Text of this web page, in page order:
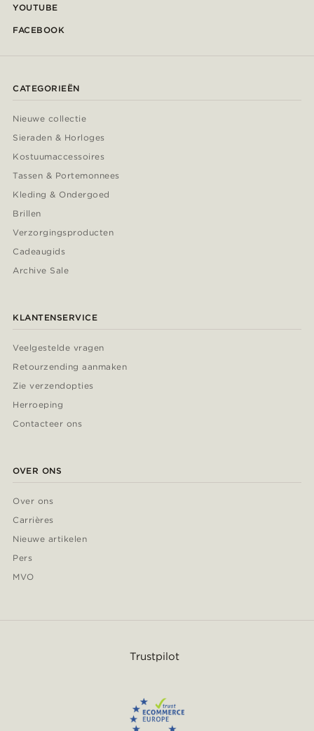
YOUTUBE
FACEBOOK
CATEGORIEËN
Nieuwe collectie
Sieraden & Horloges
Kostuumaccessoires
Tassen & Portemonnees
Kleding & Ondergoed
Brillen
Verzorgingsproducten
Cadeaugids
Archive Sale
KLANTENSERVICE
Veelgestelde vragen
Retourzending aanmaken
Zie verzendopties
Herroeping
Contacteer ons
OVER ONS
Over ons
Carrières
Nieuwe artikelen
Pers
MVO
Trustpilot